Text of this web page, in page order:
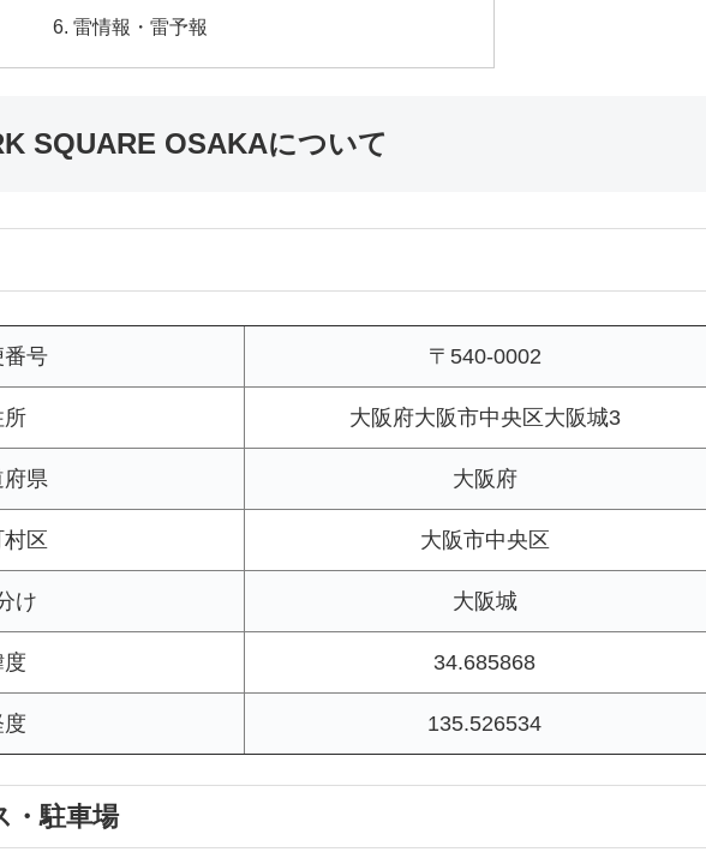
雷情報・雷予報
SQUARE OSAKAについて
番号 〒540-0002
所 大阪府大阪市中央区大阪城3
府県 大阪府
区 大阪市中央区
け 大阪城
度 34.685868
度 135.526534
・駐車場